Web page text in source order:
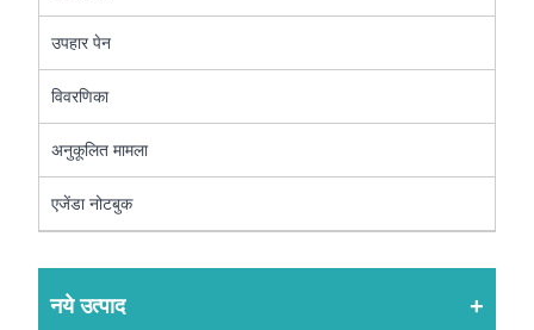
उपहार पेन
विवरणिका
अनुकूलित मामला
एजेंडा नोटबुक
नये उत्पाद